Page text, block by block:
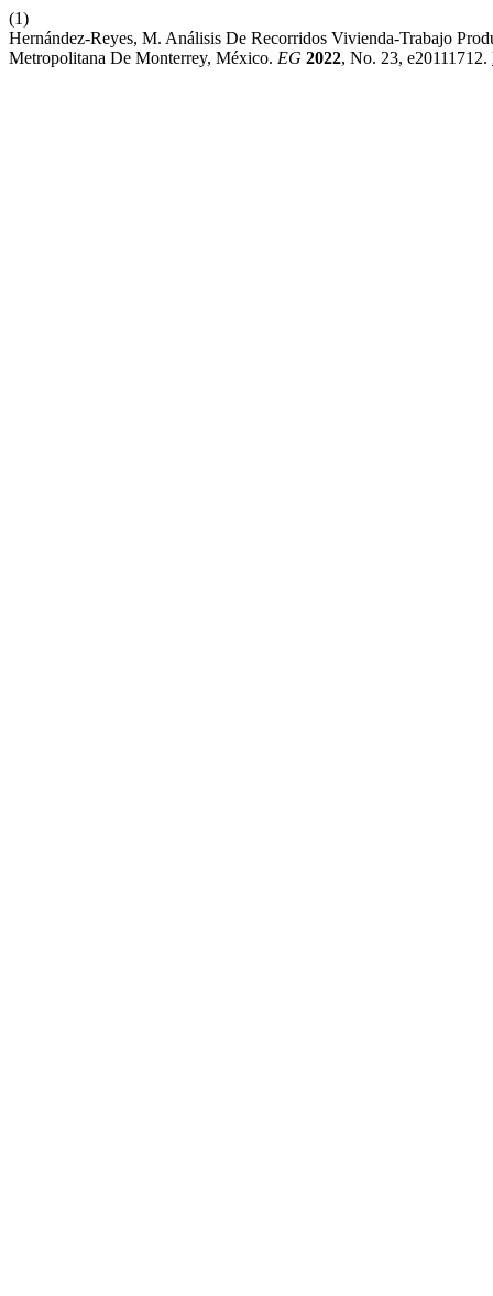
(1)
Hernández-Reyes, M. Análisis De Recorridos Vivienda-Trabajo
Metropolitana De Monterrey, México. EG 2022, No. 23, e20111712.